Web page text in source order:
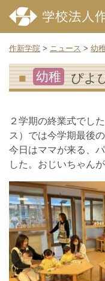
作新学院 > ニュース > 幼
幼稚 ぴよ
２学期の終業式でし
ス）では今学期最後
今日はママが来る、
した。おじいちゃん